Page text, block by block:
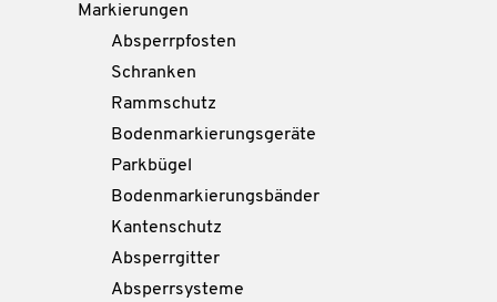
Markierungen
Absperrpfosten
Schranken
Rammschutz
Bodenmarkierungsgeräte
Parkbügel
Bodenmarkierungsbänder
Kantenschutz
Absperrgitter
Absperrsysteme